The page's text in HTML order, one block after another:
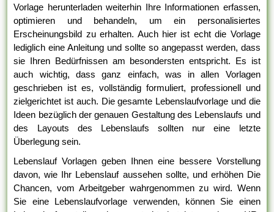
Vorlage herunterladen weiterhin Ihre Informationen erfassen,
optimieren und behandeln, um ein personalisiertes
Erscheinungsbild zu erhalten. Auch hier ist echt die Vorlage
lediglich eine Anleitung und sollte so angepasst werden, dass
sie Ihren Bedürfnissen am besondersten entspricht. Es ist
auch wichtig, dass ganz einfach, was in allen Vorlagen
geschrieben ist es, vollständig formuliert, professionell und
zielgerichtet ist auch. Die gesamte Lebenslaufvorlage und die
Ideen bezüglich der genauen Gestaltung des Lebenslaufs und
des Layouts des Lebenslaufs sollten nur eine letzte
Überlegung sein.
Lebenslauf Vorlagen geben Ihnen eine bessere Vorstellung
davon, wie Ihr Lebenslauf aussehen sollte, und erhöhen Die
Chancen, vom Arbeitgeber wahrgenommen zu wird. Wenn
Sie eine Lebenslaufvorlage verwenden, können Sie einen